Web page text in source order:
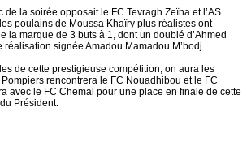
de la soirée opposait le FC Tevragh Zeïna et l’AS
poulains de Moussa Khaïry plus réalistes ont
la marque de 3 buts à 1, dont un doublé d’Ahmed
réalisation signée Amadou Mamadou M’bodj.
de cette prestigieuse compétition, on aura les
Pompiers rencontrera le FC Nouadhibou et le FC
avec le FC Chemal pour une place en finale de cette
Président.